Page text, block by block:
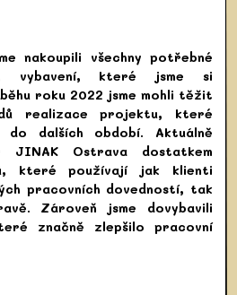
nakoupili všechny potřebné
vybavení, které jsme si
roku 2022 jsme mohli těžit
realizace projektu, které
dalších období. Aktuálně
JINAK Ostrava dostatkem
které používají jak klienti
pracovních dovedností, tak
Zároveň jsme dovybavili
značně zlepšilo pracovní